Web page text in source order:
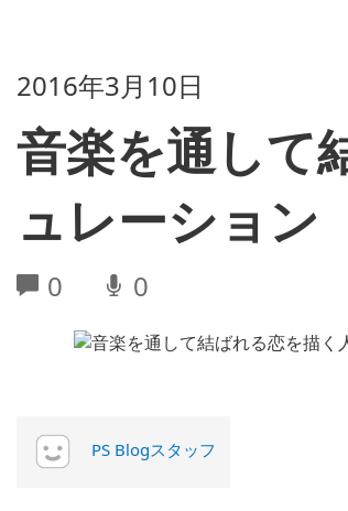
2016年3月10日
音楽を通して
ュレーション
0 0
PS Blogスタッフ